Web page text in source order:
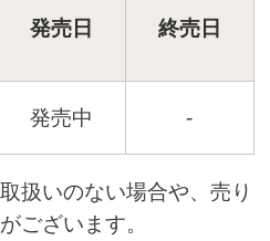
発売日 終売日
発売中 -
扱いのない場合や、売り
ございます。